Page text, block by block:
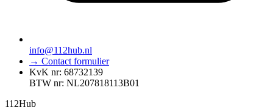
info@112hub.nl
→ Contact formulier
KvK nr: 68732139
BTW nr: NL207818113B01
112Hub